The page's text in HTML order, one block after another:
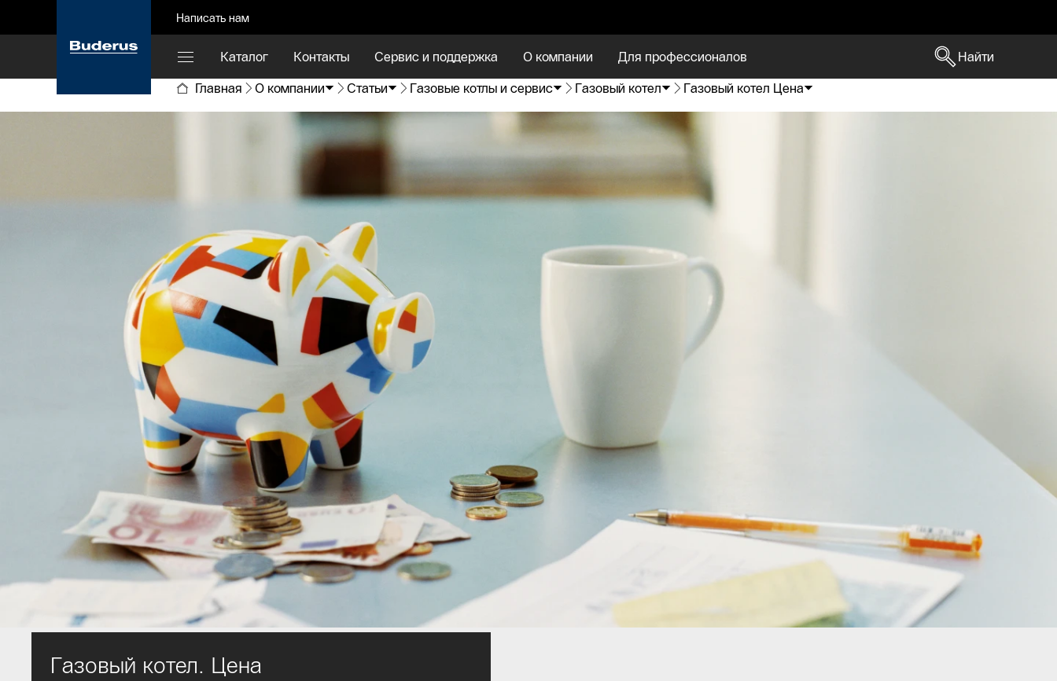
Написать нам
Каталог Контакты Сервис и поддержка О компании Для профессионалов
Найти
Главная
О компании Статьи Газовые котлы и сервис Газовый котел Газовый котел Цена
Газовый котел. Цена